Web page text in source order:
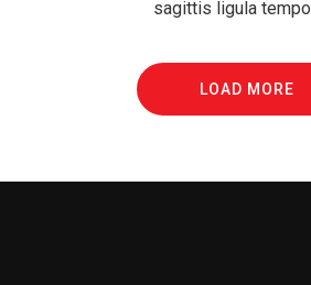
sagittis ligula
LOAD MORE